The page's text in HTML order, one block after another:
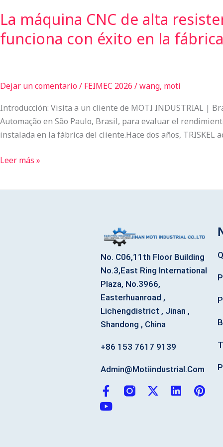
La máquina CNC de alta
funciona con éxito en la fábrica
Dejar un comentario/ FEIMEC 2026 /wang, moti
Introducción: Visita a un cliente de MOTI INDUSTRIAL |
Automação en São Paulo, Brasil, para evaluar el
instalada en la fábrica del cliente.​Hace dos años,
TRISKEL
en
Brasil
Leer más »
No. C06,11th Floor Building
No.3,East Ring International
Plaza, No.3966,
Easterhuanroad ,
Lichengdistrict , Jinan ,
Shandong , China
+86 153 7617 9139
Admin@motiindustrial.com
F
a
c
X L P
i
Y
o
u